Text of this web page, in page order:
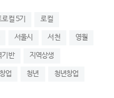
컬 5기 로컬
서울시 서천 영월
기반 지역상생
창업 청년 청년창업